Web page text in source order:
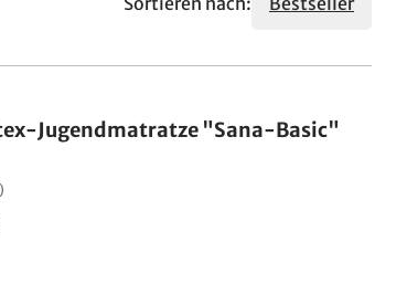
Jugendmatratze "Sana-Basic"